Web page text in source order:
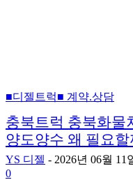
■디젤트럭■ 계약.상담
충북트럭 충북화물
양도양수 왜 필요할
YS 디젤 - 2026년 06월 11
0